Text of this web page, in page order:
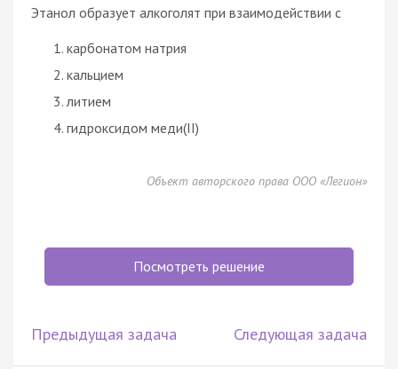
Этанол образует алкоголят при взаимодействии с
карбонатом натрия
кальцием
литием
гидроксидом меди(II)
Объект авторского права ООО «Легион»
Посмотреть решение
Предыдущая задача Следующая задача